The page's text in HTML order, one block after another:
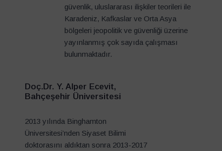
güvenlik, uluslararası ilişkiler teorileri ile
Karadeniz, Kafkaslar ve Orta Asya
bölgeleri jeopolitik ve güvenliği üzerine
yayınlanmış çok sayıda çalışması
bulunmaktadır.
Doç.Dr. Y. Alper Ecevit,
Bahçeşehir Üniversitesi
2013 yılında Binghamton
Üniversitesi’nden Siyaset Bilimi
doktorasını aldıktan sonra 2013-2017